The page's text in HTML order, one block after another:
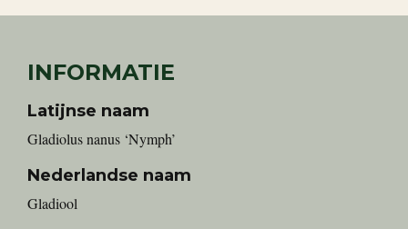
INFORMATIE
Latijnse naam
Gladiolus nanus ‘Nymph’
Nederlandse naam
Gladiool